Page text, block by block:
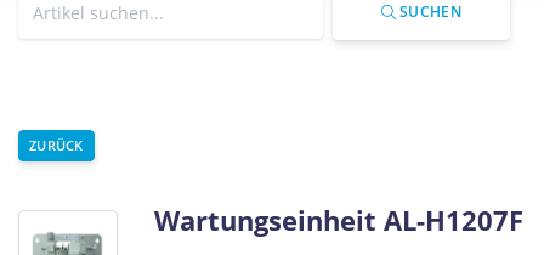
SUCHEN
ZURÜCK
Wartungseinheit AL-H1207F